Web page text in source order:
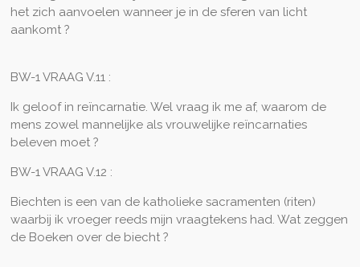
het zich aanvoelen wanneer je in de sferen van licht
aankomt ?
BW-1 VRAAG V.11 :
Ik geloof in reïncarnatie. Wel vraag ik me af, waarom de
mens zowel mannelijke als vrouwelijke reïncarnaties
beleven moet ?
BW-1 VRAAG V.12 :
Biechten is een van de katholieke sacramenten (riten)
waarbij ik vroeger reeds mijn vraagtekens had. Wat zeggen
de Boeken over de biecht ?